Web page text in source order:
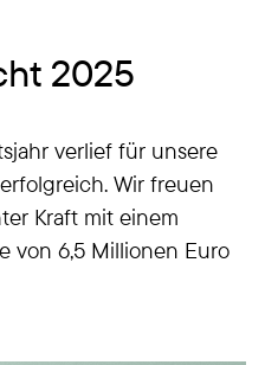
2025
verlief für unsere
Wir freuen
Kraft mit einem
von 6,5 Millionen Euro